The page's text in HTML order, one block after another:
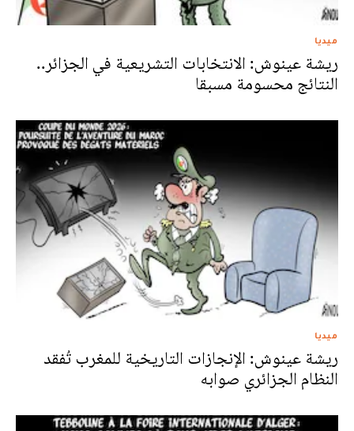
ميديا
ريشة عينوش: الانتخابات التشريعية في الجزائر..
النتائج محسومة مسبقا
ميديا
ريشة عينوش: الإنجازات التاريخية للمغرب تُفقد
النظام الجزائري صوابه